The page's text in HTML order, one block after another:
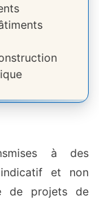
à des
et non
de projets de